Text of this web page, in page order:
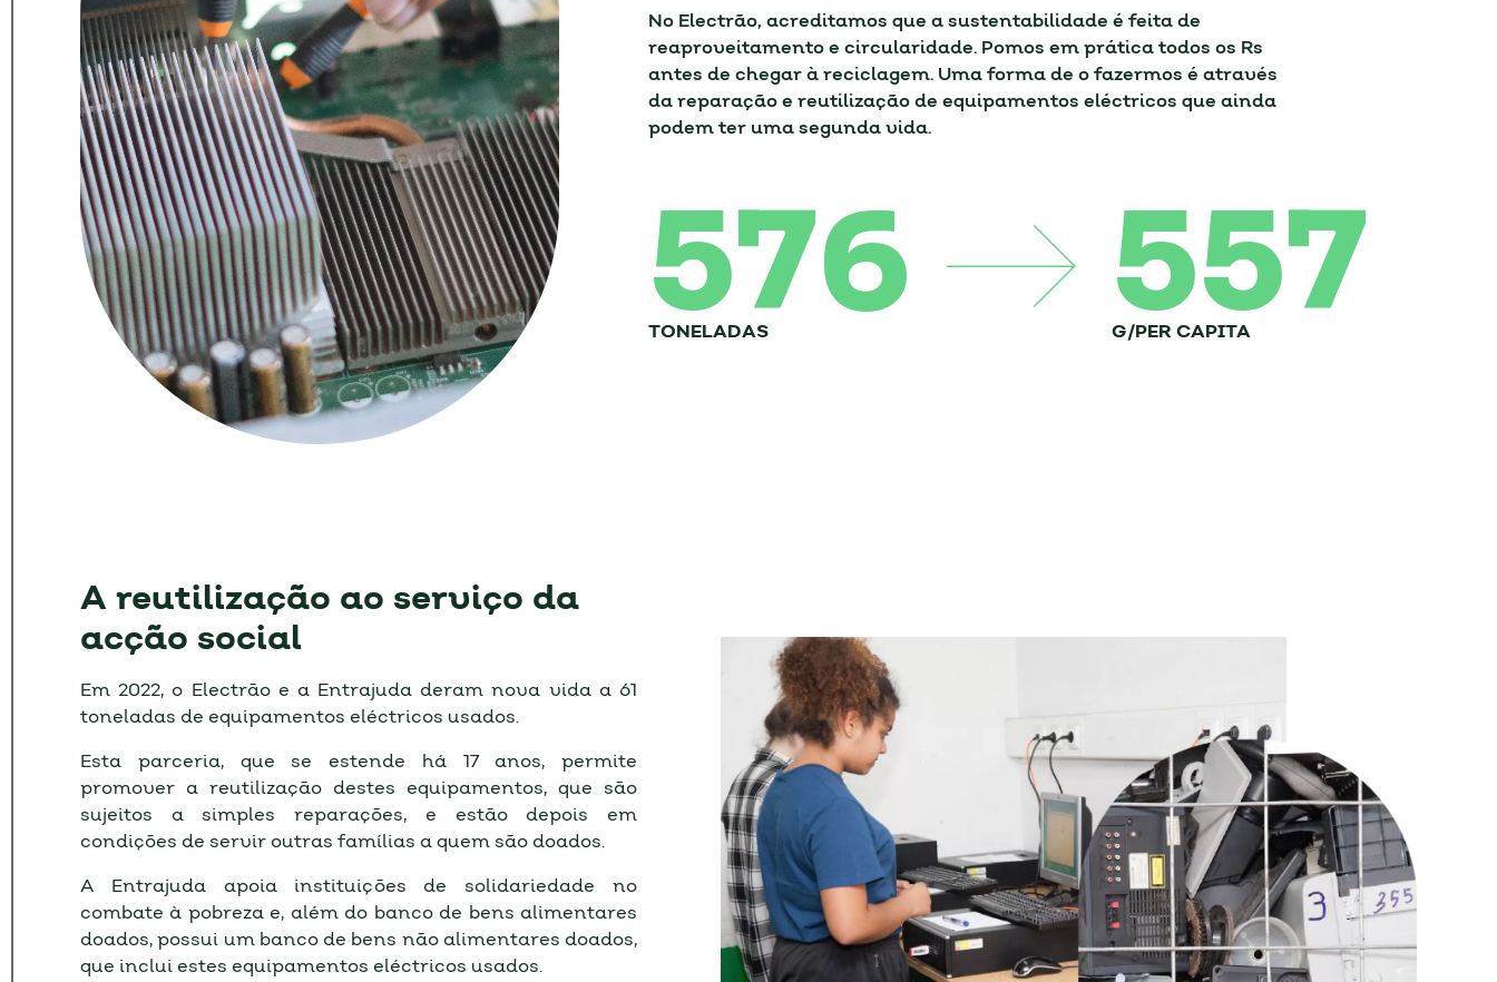
No Electrão, acreditamos que a sustentabilidade é feita de
reaproveitamento e circularidade. Pomos em prática todos os Rs
antes de chegar à reciclagem. Uma forma de o fazermos é através
da reparação e reutilização de equipamentos eléctricos que ainda
podem ter uma segunda vida.
576
TONELADAS 557
G/PER CAPITA
A reutilização ao serviço da
acção social
Em 2022, o Electrão e a Entrajuda deram nova vida a 61
toneladas de equipamentos eléctricos usados.
Esta parceria, que se estende há 17 anos, permite
promover a reutilização destes equipamentos, que são
sujeitos a simples reparações, e estão depois em
condições de servir outras famílias a quem são doados.
A Entrajuda apoia instituições de solidariedade no
combate à pobreza e, além do banco de bens alimentares
doados, possui um banco de bens não alimentares doados,
que inclui estes equipamentos eléctricos usados.